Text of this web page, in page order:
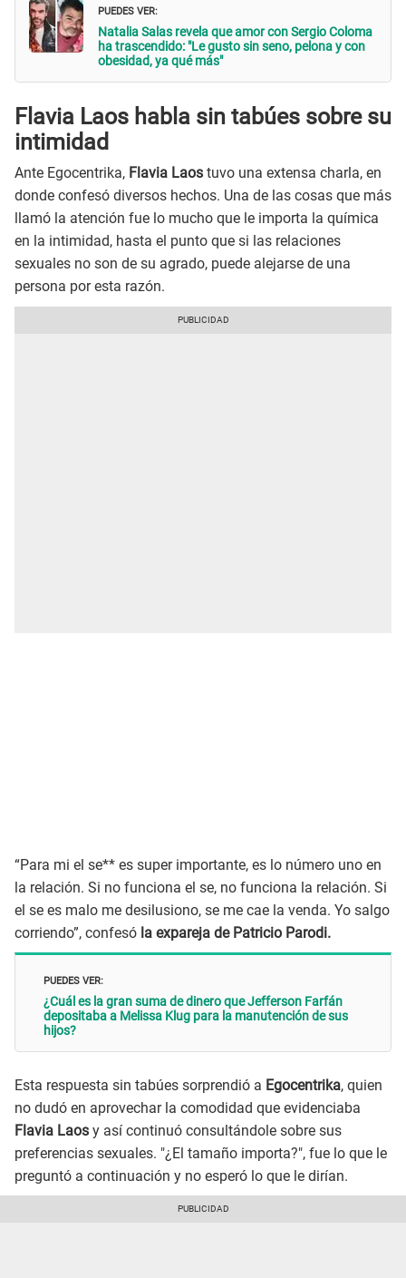
PUEDES VER:
Natalia Salas revela que amor con Sergio Coloma
ha trascendido: "Le gusto sin seno, pelona y con
obesidad, ya qué más"
Flavia Laos habla sin tabúes sobre su
intimidad
Ante Egocentrika, Flavia Laos tuvo una extensa charla, en
donde confesó diversos hechos. Una de las cosas que más
llamó la atención fue lo mucho que le importa la química
en la intimidad, hasta el punto que si las relaciones
sexuales no son de su agrado, puede alejarse de una
persona por esta razón.
“Para mi el se** es super importante, es lo número uno en
la relación. Si no funciona el se, no funciona la relación. Si
el se es malo me desilusiono, se me cae la venda. Yo salgo
corriendo”, confesó la expareja de Patricio Parodi.
PUEDES VER:
¿Cuál es la gran suma de dinero que Jefferson Farfán
depositaba a Melissa Klug para la manutención de sus
hijos?
Esta respuesta sin tabúes sorprendió a Egocentrika, quien
no dudó en aprovechar la comodidad que evidenciaba
Flavia Laos y así continuó consultándole sobre sus
preferencias sexuales. "¿El tamaño importa?", fue lo que le
preguntó a continuación y no esperó lo que le dirían.